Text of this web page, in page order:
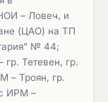
– Ловеч, и
(ЦАО) на ТП
№ 44;
Тетевен, гр.
– Троян, гр.
ИРМ –